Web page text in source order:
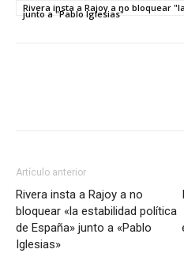
Rivera insta a Rajoy a no bloquear
junto a "Pablo Iglesias"
Artículo anterior
Rivera insta a Rajoy a no
bloquear «la estabilidad política
de España» junto a «Pablo
Iglesias»